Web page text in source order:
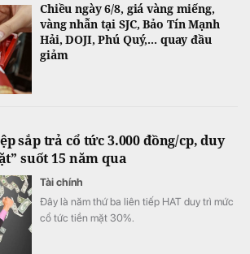
Chiều ngày 6/8, giá vàng miếng,
vàng nhẫn tại SJC, Bảo Tín Mạnh
Hải, DOJI, Phú Quý,... quay đầu
giảm
sắp trả cổ tức 3.000 đồng/cp, duy
suốt 15 năm qua
Tài chính
Đây là năm thứ ba liên tiếp HAT duy trì mức
cổ tức tiền mặt 30%.